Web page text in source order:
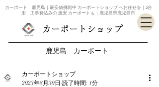
カーポートショップ
カーポート 鹿児島｜最安値挑戦中 カーポートショップ へお任せを｜2台
用 工事費込みの 激安 カーポートも｜鹿児島県鹿児島市
鹿児島 カーポート
カーポートショップ
2023年8月30日 読了時間: 1分